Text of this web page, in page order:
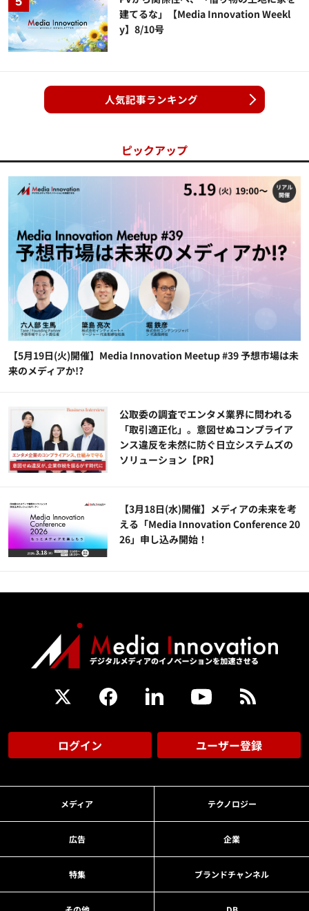
建てるな」【Media Innovation Weekl
y】8/10号
人気記事ランキング
ピックアップ
【5月19日(火)開催】Media Innovation Meetup #39 予想市場は未
来のメディアか!?
公​​取委の調査でエンタメ業界に問われる
「取引適正化」。意図せぬコンプライア
ンス違反を未然に防ぐ日立システムズの
ソリューション​【PR】
【3月18日(水)開催】メディアの未来を考
える「Media Innovation Conference 20
26」申し込み開始！
ログイン ユーザー登録
メディア テクノロジー
広告 企業
特集 ブランドチャンネル